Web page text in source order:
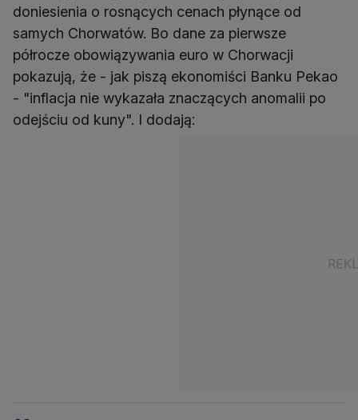
doniesienia o rosnących cenach płynące od
samych Chorwatów. Bo dane za pierwsze
półrocze obowiązywania euro w Chorwacji
pokazują, że - jak piszą ekonomiści Banku Pekao
- "inflacja nie wykazała znaczących anomalii po
odejściu od kuny". I dodają: